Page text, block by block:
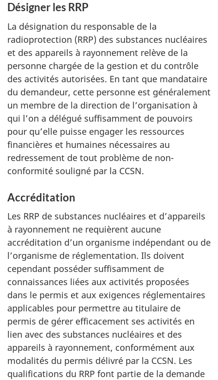
Désigner les RRP
La désignation du responsable de la
radioprotection (RRP) des substances nucléaires
et des appareils à rayonnement relève de la
personne chargée de la gestion et du contrôle
des activités autorisées. En tant que mandataire
du demandeur, cette personne est généralement
un membre de la direction de l’organisation à
qui l’on a délégué suffisamment de pouvoirs
pour qu’elle puisse engager les ressources
financières et humaines nécessaires au
redressement de tout problème de non-
conformité souligné par la CCSN.
Accréditation
Les RRP de substances nucléaires et d’appareils
à rayonnement ne requièrent aucune
accréditation d’un organisme indépendant ou de
l’organisme de réglementation. Ils doivent
cependant posséder suffisamment de
connaissances liées aux activités proposées
dans le permis et aux exigences réglementaires
applicables pour permettre au titulaire de
permis de gérer efficacement ses activités en
lien avec des substances nucléaires et des
appareils à rayonnement, conformément aux
modalités du permis délivré par la CCSN. Les
qualifications du RRP font partie de la demande